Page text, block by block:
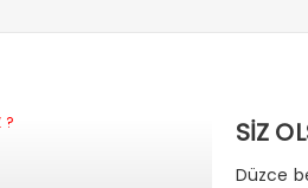
SİZ
Düzce